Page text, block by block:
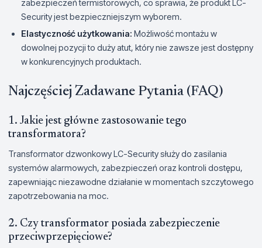
zabezpieczeń termistorowych, co sprawia, że produkt LC-
Security jest bezpieczniejszym wyborem.
Elastyczność użytkowania: Możliwość montażu w
dowolnej pozycji to duży atut, który nie zawsze jest dostępny
w konkurencyjnych produktach.
Najczęściej Zadawane Pytania (FAQ)
1. Jakie jest główne zastosowanie tego
transformatora?
Transformator dzwonkowy LC-Security służy do zasilania
systemów alarmowych, zabezpieczeń oraz kontroli dostępu,
zapewniając niezawodne działanie w momentach szczytowego
zapotrzebowania na moc.
2. Czy transformator posiada zabezpieczenie
przeciwprzepięciowe?